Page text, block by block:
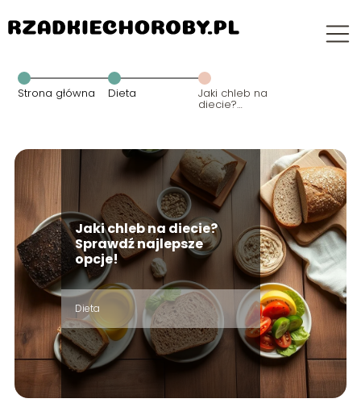
Strona główna Dieta Jaki chleb na
diecie?
Jaki chleb na diecie?
Sprawdź najlepsze
opcje!
Dieta